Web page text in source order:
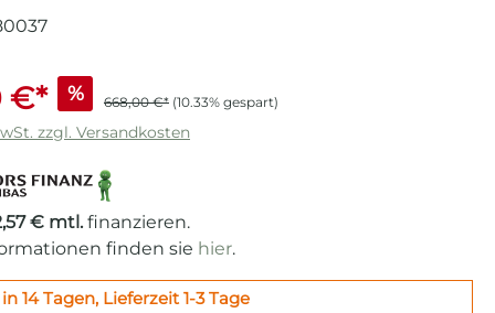
€* % 668,00 €* (10.33% gespart)
zzgl. Versandkosten
€ mtl. finanzieren.
finden sie hier.
14 Tagen, Lieferzeit 1-3 Tage